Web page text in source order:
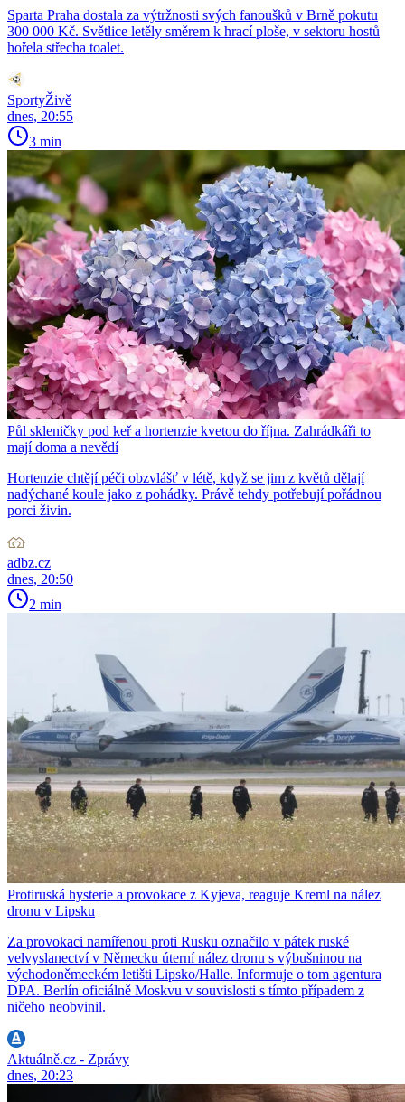
Sparta Praha dostala za výtržnosti svých fanoušků v Brně pokutu
300 000 Kč. Světlice letěly směrem k hrací ploše, v sektoru hostů
hořela střecha toalet.
SportyŽivě
dnes, 20:55
3 min
Půl skleničky pod keř a hortenzie kvetou do října. Zahrádkáři to
mají doma a nevědí
Hortenzie chtějí péči obzvlášť v létě, když se jim z květů dělají
nadýchané koule jako z pohádky. Právě tehdy potřebují pořádnou
porci živin.
adbz.cz
dnes, 20:50
2 min
Protiruská hysterie a provokace z Kyjeva, reaguje Kreml na nález
dronu v Lipsku
Za provokaci namířenou proti Rusku označilo v pátek ruské
velvyslanectví v Německu úterní nález dronu s výbušninou na
východoněmeckém letišti Lipsko/Halle. Informuje o tom agentura
DPA. Berlín oficiálně Moskvu v souvislosti s tímto případem z
ničeho neobvinil.
Aktuálně.cz - Zprávy
dnes, 20:23